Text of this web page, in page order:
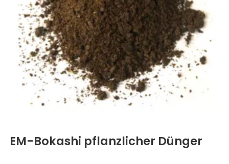
EM-Bokashi pflanzlicher Dünger